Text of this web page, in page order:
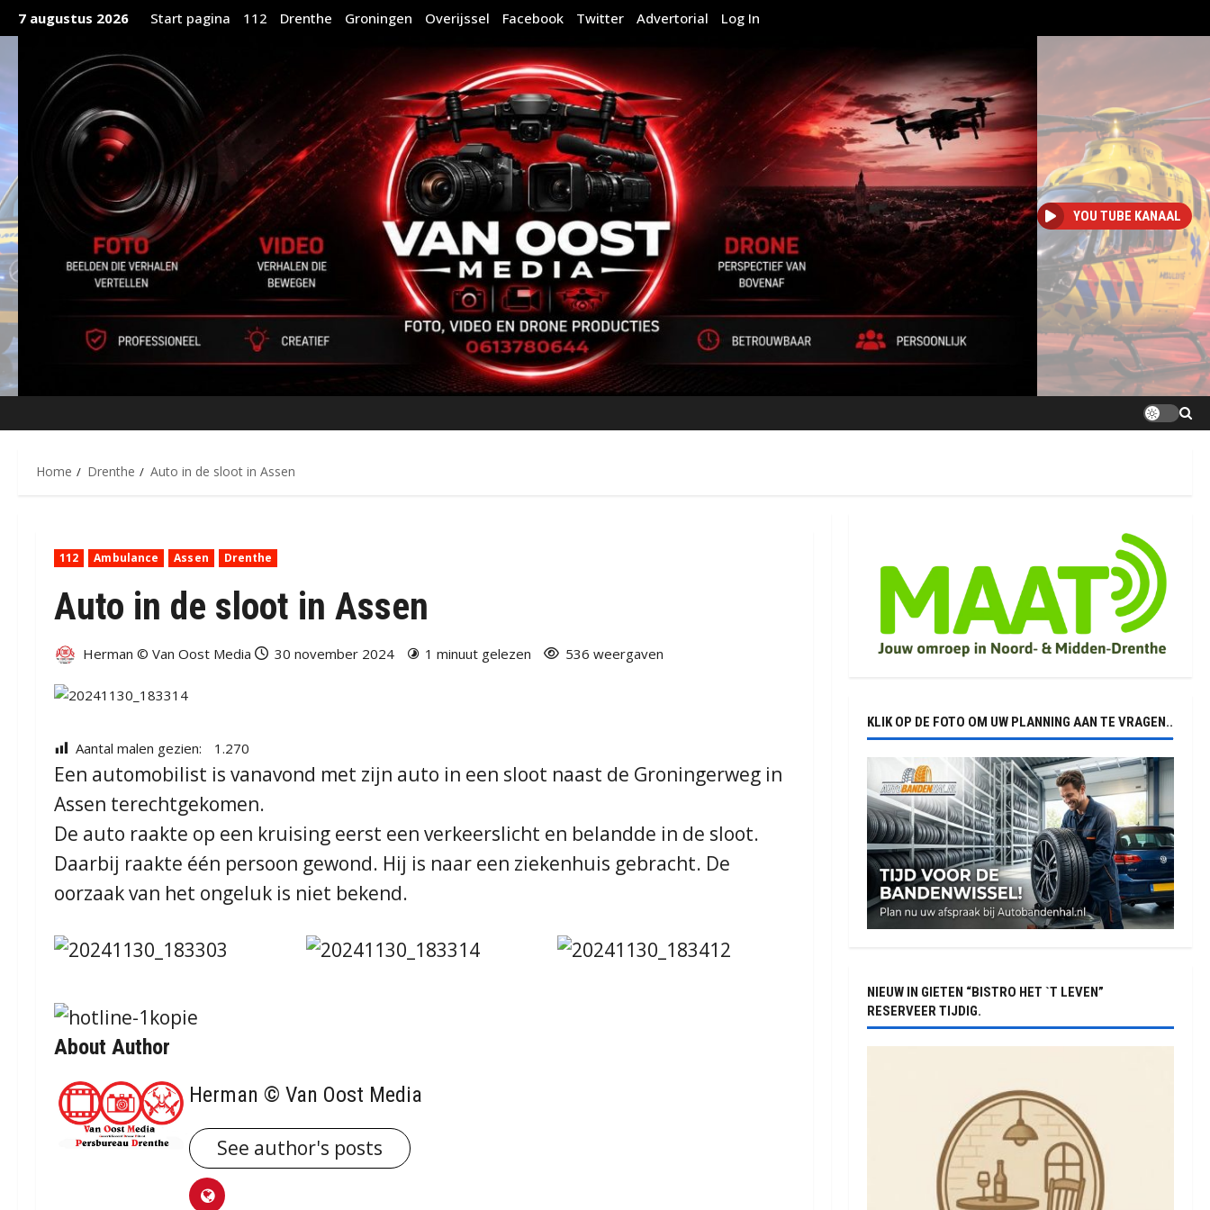
naar
7 augustus 2026 Start pagina 112 Drenthe Groningen Overijssel Facebook Twitter Advertorial Log In
YOU TUBE KANAAL
Home Drenthe Auto in de sloot in Assen
112 Ambulance Assen Drenthe
Auto in de sloot in Assen
Herman © Van Oost Media 30 november 2024 1 minuut gelezen 536 weergaven
Aantal malen gezien: 1.270
Een automobilist is vanavond met zijn auto in een sloot naast de Groningerweg in
Assen terechtgekomen.
De auto raakte op een kruising eerst een verkeerslicht en belandde in de sloot.
Daarbij raakte één persoon gewond. Hij is naar een ziekenhuis gebracht. De
oorzaak van het ongeluk is niet bekend.
About Author
Herman © Van Oost Media
See author's posts
KLIK OP DE FOTO OM UW PLANNING AAN TE VRAGEN..
NIEUW IN GIETEN “BISTRO HET `T LEVEN”
RESERVEER TIJDIG.